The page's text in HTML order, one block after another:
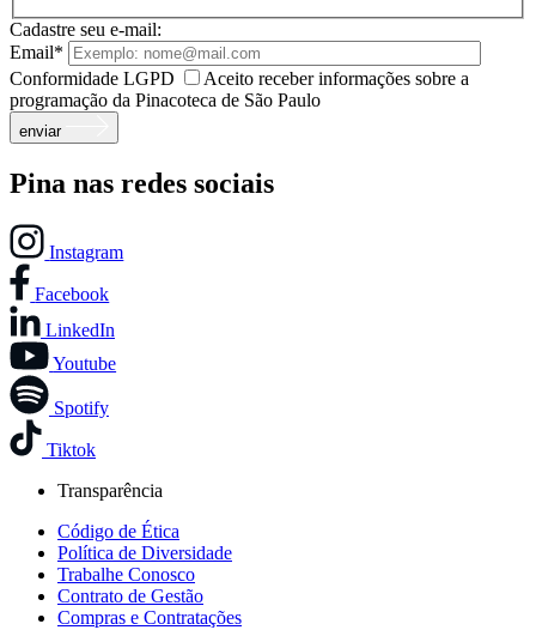
Cadastre seu e-mail:
Email*
Conformidade LGPD
Aceito receber informações sobre a
programação da Pinacoteca de São Paulo
enviar
Pina nas redes sociais
Instagram
Facebook
LinkedIn
Youtube
Spotify
Tiktok
Transparência
Código de Ética
Política de Diversidade
Trabalhe Conosco
Contrato de Gestão
Compras e Contratações